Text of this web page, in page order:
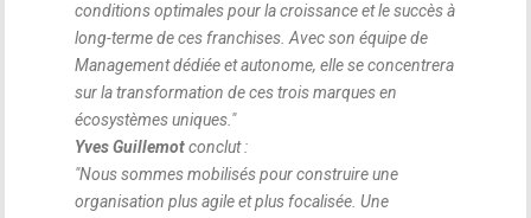
conditions optimales pour la croissance et le succès à
long-terme de ces franchises. Avec son équipe de
Management dédiée et autonome, elle se concentrera
sur la transformation de ces trois marques en
écosystèmes uniques."
Yves Guillemotconclut :
"Nous sommes mobilisés pour construire une
organisation plus agile et plus focalisée. Une